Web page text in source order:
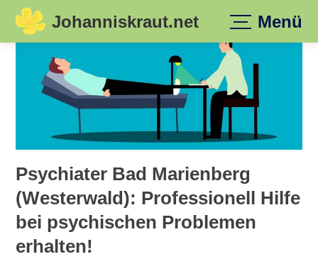
Skip
Johanniskraut.net Menü
Psychiater Bad Marienberg
(Westerwald): Professionell Hilfe
bei psychischen Problemen
erhalten!